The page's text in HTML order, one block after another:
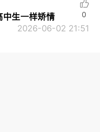
中生一样矫情
2026-06-02 21:51
0